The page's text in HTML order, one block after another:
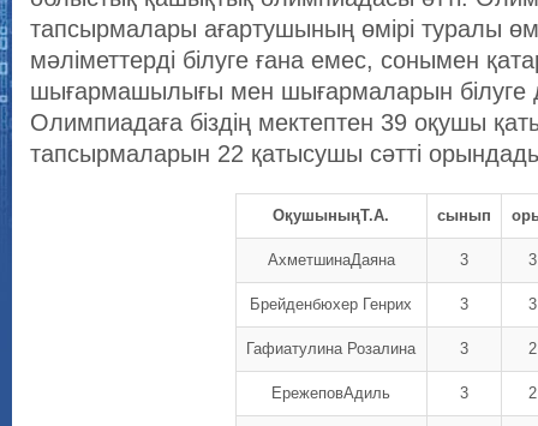
тапсырмалары ағартушының өмірі туралы
мәліметтерді білуге ғана емес, сонымен
шығармашылығы мен шығармаларын білуге
Олимпиадаға біздің мектептен 39 оқушы
тапсырмаларын 22 қатысушы сәтті
ОқушыныңТ.А. сынып
АхметшинаДаяна 3 3
Брейденбюхер Генрих 3 3
Гафиатулина Розалина 3 2
ЕрежеповАдиль 3 2